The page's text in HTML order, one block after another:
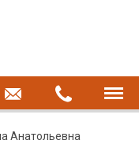
Анатольевна